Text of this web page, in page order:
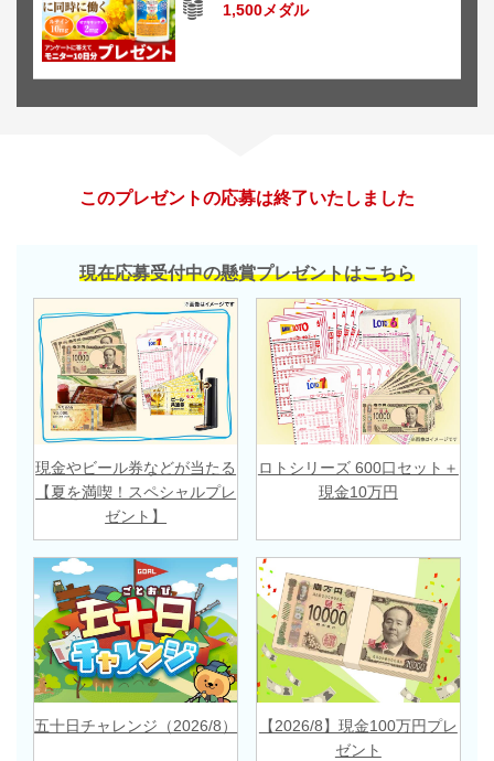
1,500メダル
このプレゼントの応募は終了いたしました
現在応募受付中の懸賞プレゼントはこちら
現金やビール券などが当たる
【夏を満喫！スペシャルプレ
ゼント】
ロトシリーズ 600口セット＋
現金10万円
五十日チャレンジ（2026/8）
【2026/8】現金100万円プレ
ゼント